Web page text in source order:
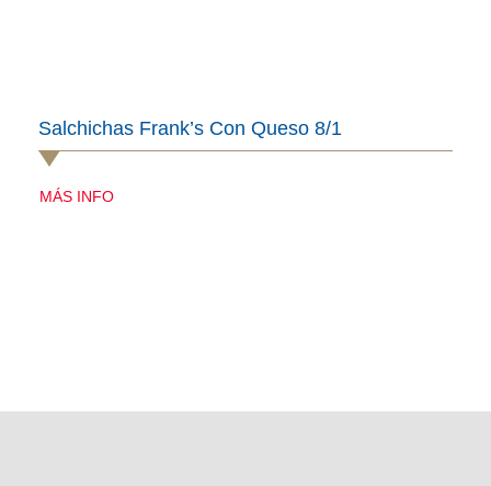
Salchichas Frank’s Con Queso 8/1
MÁS INFO